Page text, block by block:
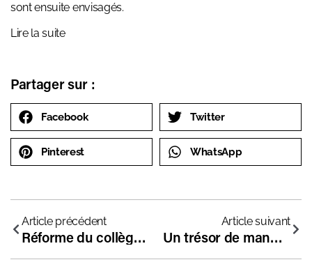
sont ensuite envisagés.
Lire la suite
Partager sur :
Facebook Twitter
Pinterest WhatsApp
Article précédent
Réforme du collège : non à la fin des langues anciennes
Article suivant
Un trésor de manuels scolaires anciens à explorer de toute urgence